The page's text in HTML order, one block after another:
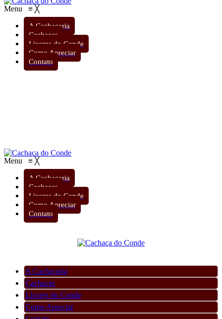
Menu ≡ ╳
A Cachaçaria
Cachaças
Licores do Conde
Como Apreciar
Contato
Menu ≡ ╳
A Cachaçaria
Cachaças
Licores do Conde
Como Apreciar
Contato
A Cachaçaria
Cachaças
Licores do Conde
Como Apreciar